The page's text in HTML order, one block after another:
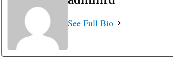
See Full Bio